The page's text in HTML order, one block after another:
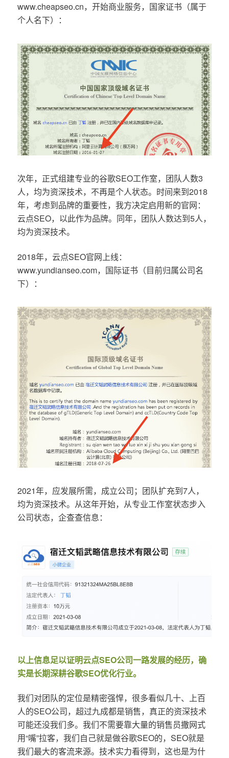
www.cheapseo.cn，开始商业服务，国家证书（属于
个人名下）：
次年，正式组建专业的谷歌SEO工作室，团队人数3
人，均为资深技术，不再是个人状态。时间来到2018
年，考虑到品牌的重要性，我方决定启用新的官网：
云点SEO，以此作为品牌。同年，团队人数达到5人，
均为资深技术。
2018年，云点SEO官网上线：
www.yundianseo.com，国际证书（目前归属公司名
下）：
2021年，应发展所需，成立公司；团队扩充到7人，
均为资深技术。从这年开始，从专业工作室状态步入
公司状态，企查查信息：
以上信息足以证明云点SEO公司一路发展的经历，确
实是长期深耕谷歌SEO优化行业。
我们对团队的定位是精密强悍，很多看似几十、上百
人的SEO公司，超过九成都是销售，真正的资深技术
可能还没我们多。我们不需要靠大量的销售员撒网式
用“嘴”拉客，我们自己就是做谷歌SEO的，SEO就是
我们最大的客流来源。技术实力看得到，这也是为什